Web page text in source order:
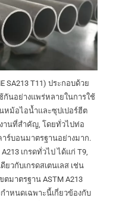
SA213 T11) ประกอบด้วย
กันอย่างแพร่หลายในการใช้
หม้อไอน้ำและซุปเปอร์ฮีต
านที่สำคัญ, โดยทั่วไปท่อ
ร์บอนมาตรฐานอย่างมาก.
เกรดทั่วไป ได้แก่ T9,
ดียวกับเกรดสเตนเลส เช่น
ตมาตรฐาน ASTM A213
ำหนดเฉพาะนี้เกี่ยวข้องกับ